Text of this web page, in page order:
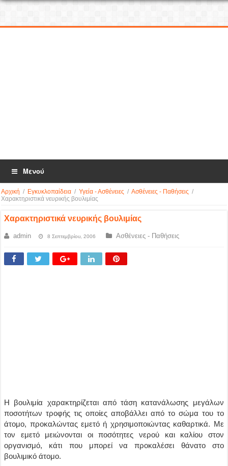
Μενού
Αρχική / Εγκυκλοπαίδεια / Υγεία - Ασθένειες / Ασθένειες - Παθήσεις /
Χαρακτηριστικά νευρικής βουλιμίας
Χαρακτηριστικά νευρικής βουλιμίας
admin 8 Σεπτεμβρίου, 2006 Ασθένειες - Παθήσεις
Η βουλιμία χαρακτηρίζεται από τάση κατανάλωσης μεγάλων
ποσοτήτων τροφής τις οποίες αποβάλλει από το σώμα του το
άτομο, προκαλώντας εμετό ή χρησιμοποιώντας καθαρτικά. Με
τον εμετό μειώνονται οι ποσότητες νερού και καλίου στον
οργανισμό, κάτι που μπορεί να προκαλέσει θάνατο στο
βουλιμικό άτομο.